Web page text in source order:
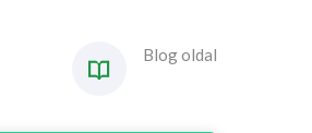
Blog oldal